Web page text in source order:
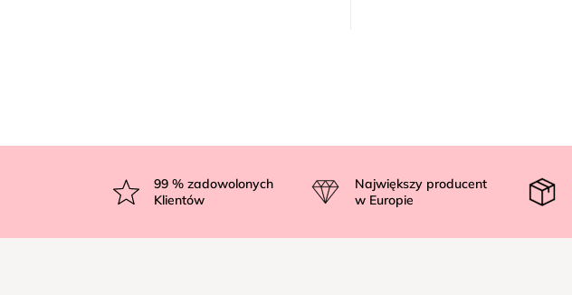
p
99% zadowolonych
Klientów
Największy producent
w Europie